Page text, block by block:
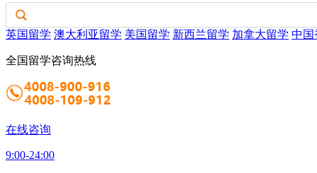
英国留学 澳大利亚留学 美国留学 新西兰留学 加拿大留学 中国
全国留学咨询热线
在线咨询
9:00-24:00